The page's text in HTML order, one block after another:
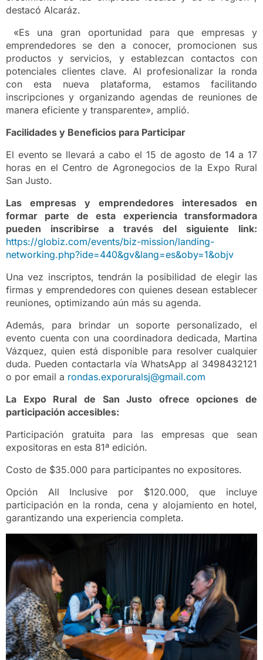
destacó Alcaráz.
«Es una gran oportunidad para que empresas y
emprendedores se den a conocer, promocionen sus
productos y servicios, y establezcan contactos con
potenciales clientes clave. Al profesionalizar la ronda
con esta nueva plataforma, estamos facilitando
inscripciones y organizando agendas de reuniones de
manera eficiente y transparente», amplió.
Facilidades y Beneficios para Participar
El evento se llevará a cabo el 15 de agosto de 14 a 17
horas en el Centro de Agronegocios de la Expo Rural
San Justo.
Las empresas y emprendedores interesados en
formar parte de esta experiencia transformadora
pueden inscribirse a través del siguiente link:
https://globiz.com/events/biz-mission/landing-
networking.php?ide=440&gv&lang=es&oby=1&objv
Una vez inscriptos, tendrán la posibilidad de elegir las
firmas y emprendedores con quienes desean establecer
reuniones, optimizando aún más su agenda.
Además, para brindar un soporte personalizado, el
evento cuenta con una coordinadora dedicada, Martina
Vázquez, quien está disponible para resolver cualquier
duda. Pueden contactarla vía WhatsApp al 3498432121
o por email a rondas.exporuralsj@gmail.com
La Expo Rural de San Justo ofrece opciones de
participación accesibles:
Participación gratuita para las empresas que sean
expositoras en esta 81ª edición.
Costo de $35.000 para participantes no expositores.
Opción All Inclusive por $120.000, que incluye
participación en la ronda, cena y alojamiento en hotel,
garantizando una experiencia completa.